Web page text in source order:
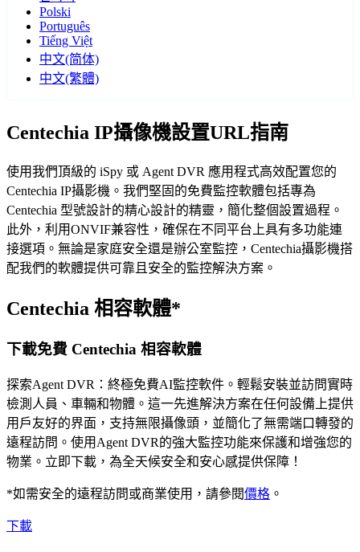
Polski
Português
Tiếng Việt
中文(简体)
中文(繁體)
Centechia IP攝像機設置URL指南
使用我們頂級的 iSpy 或 Agent DVR 應用程式高效配置您的
Centechia IP攝影機。我們堅固的免費監控軟體包括專為
Centechia 型號設計的精心設計的精靈，簡化整個設置過程。
此外，利用ONVIF兼容性，確保在不同平台上具有多功能連
接選項。無論是家庭安全還是辦公室監控，Centechia攝影機搭
配我們的軟體提供可靠且安全的監控解決方案。
Centechia 相容軟體*
下載免費 Centechia 相容軟體
探索Agent DVR：終極免費AI監控軟件。輕鬆安裝並訪問實時
檢測人員、車輛和物體。這一先進解決方案在任何設備上提供
用戶友好的界面，支持無限攝像頭，並簡化了無需端口轉發的
遠程訪問。使用Agent DVR的強大監控功能來保護和增強您的
物業。立即下載，為全天候安全和安心感提供保障！
*如需安全的遠程訪問或商業使用，請參閱價格 。
下載